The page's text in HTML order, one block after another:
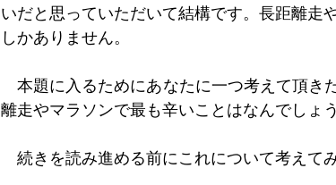
いだと思っていただいて結構です。長距離走
しかありません。
本題に入るためにあなたに一つ考えて頂き
離走やマラソンで最も辛いことはなんでしょ
続きを読み進める前にこれについて考えてみ